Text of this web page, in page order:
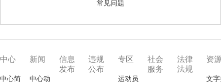
常见问题
中心
中心简
新闻
中心动
信息
发布
违规
公布
专区
运动员
社会
服务
法律
法规
资
文